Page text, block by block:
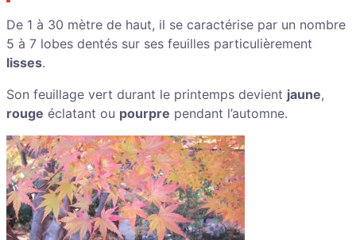
De 1 à 30 mètre de haut, il se caractérise par un nombre
5 à 7 lobes dentés sur ses feuilles particulièrement
lisses.
Son feuillage vert durant le printemps devient jaune,
rouge éclatant ou pourpre pendant l’automne.